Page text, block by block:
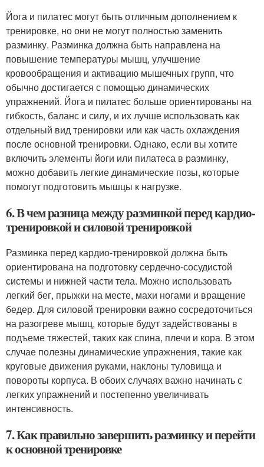
Йога и пилатес могут быть отличным дополнением к
тренировке, но они не могут полностью заменить
разминку. Разминка должна быть направлена на
повышение температуры мышц, улучшение
кровообращения и активацию мышечных групп, что
обычно достигается с помощью динамических
упражнений. Йога и пилатес больше ориентированы на
гибкость, баланс и силу, и их лучше использовать как
отдельный вид тренировки или как часть охлаждения
после основной тренировки. Однако, если вы хотите
включить элементы йоги или пилатеса в разминку,
можно добавить легкие динамические позы, которые
помогут подготовить мышцы к нагрузке.
6. В чем разница между разминкой перед кардио-
тренировкой и силовой тренировкой
Разминка перед кардио-тренировкой должна быть
ориентирована на подготовку сердечно-сосудистой
системы и нижней части тела. Можно использовать
легкий бег, прыжки на месте, махи ногами и вращение
бедер. Для силовой тренировки важно сосредоточиться
на разогреве мышц, которые будут задействованы в
подъеме тяжестей, таких как спина, плечи и кора. В этом
случае полезны динамические упражнения, такие как
круговые движения руками, наклоны туловища и
повороты корпуса. В обоих случаях важно начинать с
легких упражнений и постепенно увеличивать
интенсивность.
7. Как правильно завершить разминку и перейти
к основной тренировке